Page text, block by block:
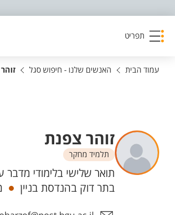
תפריט
עמוד הבית האנשים שלנו - חיפוש סגל
זוהר צפנת
תלמיד מחקר
יחידות
תואר שלישי בלימודי
בתר דוק בהנדסת בניין